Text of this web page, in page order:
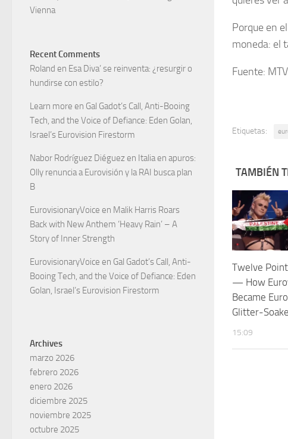
Porque en
moneda: el
Fuente:
Etiquetas:
TAMBIÉN
Twelve
— How
Became
Glitter-
15:09
Vienna
Recent Comments
Roland en Esa Diva’ se reinventa: ¿resurgir o
hundirse con estilo?
Learn more en Gal Gadot’s Call, Anti-Booing
Tech, and the Voice of Defiance: Eden Golan,
Israel’s Eurovision Firestorm
Nabor Rodríguez Diéguez en Italia en apuros:
Olly renuncia a Eurovisión y la RAI busca plan
B
EurovisionaryVoice en Malik Harris Roars
Back with New Anthem ‘Heavy Rain’ – A
Story of Inner Strength
EurovisionaryVoice en Gal Gadot’s Call, Anti-
Booing Tech, and the Voice of Defiance: Eden
Golan, Israel’s Eurovision Firestorm
Archives
marzo 2026
febrero 2026
enero 2026
diciembre 2025
noviembre 2025
octubre 2025